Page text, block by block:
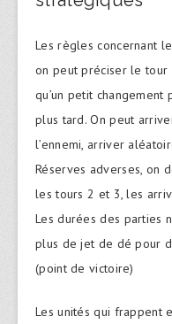
Les règles concernant
on peut préciser le tour
qu’un petit
plus tard. On peut
l’ennemi, arriver
Réserves adverses, on
les tours 2 et 3, les
Les durées des parties
plus de jet de dé pour
(point de victoire)
Les unités qui frappent